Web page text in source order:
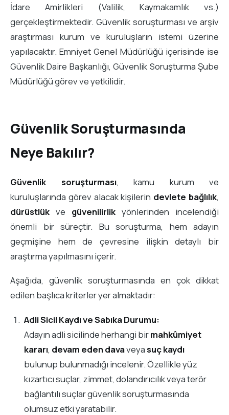
İdare Amirlikleri (Valilik, Kaymakamlık vs.)
gerçekleştirmektedir. Güvenlik soruşturması ve arşiv
araştırması kurum ve kuruluşların istemi üzerine
yapılacaktır. Emniyet Genel Müdürlüğü içerisinde ise
Güvenlik Daire Başkanlığı, Güvenlik Soruşturma Şube
Müdürlüğü görev ve yetkilidir.
Güvenlik Soruşturmasında
Neye Bakılır?
Güvenlik soruşturması, kamu kurum ve
kuruluşlarında görev alacak kişilerin devlete bağlılık,
dürüstlük ve güvenilirlik yönlerinden incelendiği
önemli bir süreçtir. Bu soruşturma, hem adayın
geçmişine hem de çevresine ilişkin detaylı bir
araştırma yapılmasını içerir.
Aşağıda, güvenlik soruşturmasında en çok dikkat
edilen başlıca kriterler yer almaktadır:
Adli Sicil Kaydı ve Sabıka Durumu:
Adayın adli sicilinde herhangi birmahkûmiyet
kararı, devam eden davaveyasuç kaydı
bulunup bulunmadığı incelenir. Özellikle yüz
kızartıcı suçlar, zimmet, dolandırıcılık veya terör
bağlantılı suçlar güvenlik soruşturmasında
olumsuz etki yaratabilir.